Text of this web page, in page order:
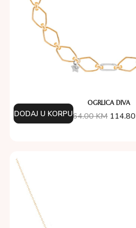
OGRLICA DIVA
164.00KM 114.80
DODAJ U KORPU